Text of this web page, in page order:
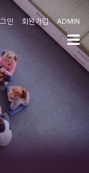
인 회원가입 ADMIN